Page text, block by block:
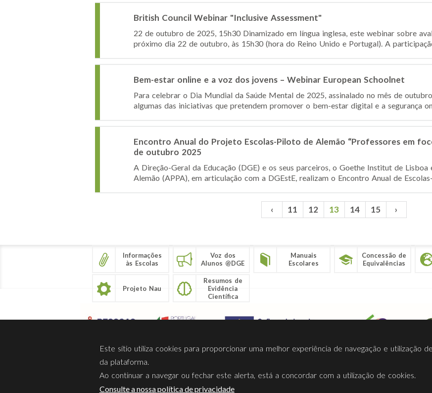
British Council Webinar "Inclusive Assessment"
22 de outubro de 2025, 15h30 Dinamizado em língua inglesa, este webinar sobre
próximo dia 22 de outubro, às 15h30 (hora do Reino Unido e Portugal). A
Bem-estar online e a voz dos jovens – Webinar European Schoolnet
Para celebrar o Dia Mundial da Saúde Mental de 2025, assinalado no mês de
algumas das iniciativas que pretendem promover o bem-estar digital e a segurança
Encontro Anual do Projeto Escolas-Piloto de Alemão “Professores em
de outubro 2025
A Direção-Geral da Educação (DGE) e os seus parceiros, o Goethe Institut de Lisboa
Alemão (APPA), em articulação com a DGEstE, realizam o Encontro Anual de
‹ 11 12 13 14 15 ›
Informações
às Escolas
Voz dos
Alunos @DGE
Manuais
Escolares
Concessão de
Equivalências
Projeto Nau
Resumos de
Evidência
Científica
Sobre Nós Privacidade Termos Utilização Contactos Ligações Facebook
Este sítio utiliza cookies para proporcionar uma melhor experiência de navegação e utilização
da plataforma.
Ao continuar a navegar ou fechar este alerta, está a concordar com a utilização de cookies.
Consulte a nossa política de privacidade